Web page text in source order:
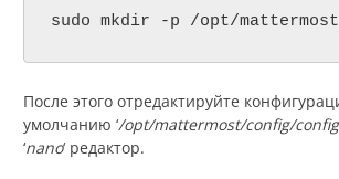
sudo mkdir -p /opt/
После этого отредактируйте
умолчанию ‘/opt/mattermost/config/
‘nano‘ редактор.